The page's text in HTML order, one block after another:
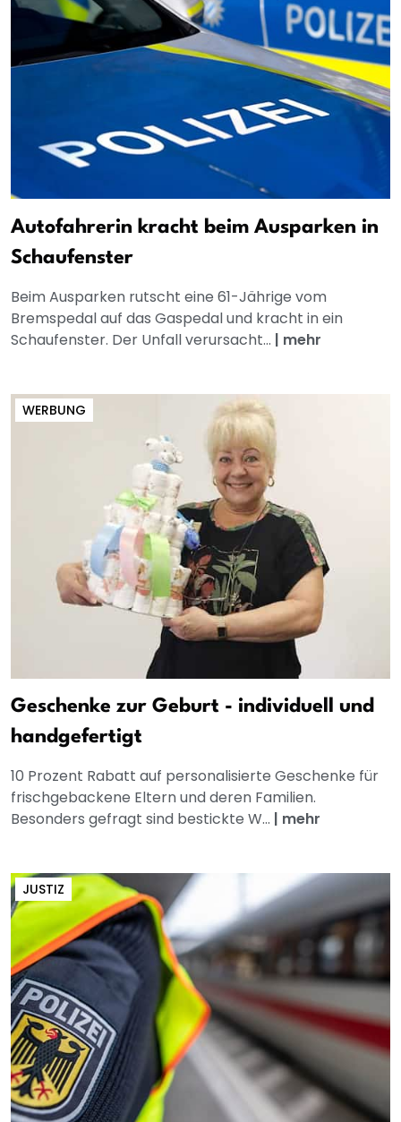
Autofahrerin kracht beim Ausparken in
Schaufenster
Beim Ausparken rutscht eine 61-Jährige vom
Bremspedal auf das Gaspedal und kracht in ein
Schaufenster. Der Unfall verursacht... | mehr
WERBUNG
Geschenke zur Geburt - individuell und
handgefertigt
10 Prozent Rabatt auf personalisierte Geschenke für
frischgebackene Eltern und deren Familien.
Besonders gefragt sind bestickte W... | mehr
JUSTIZ